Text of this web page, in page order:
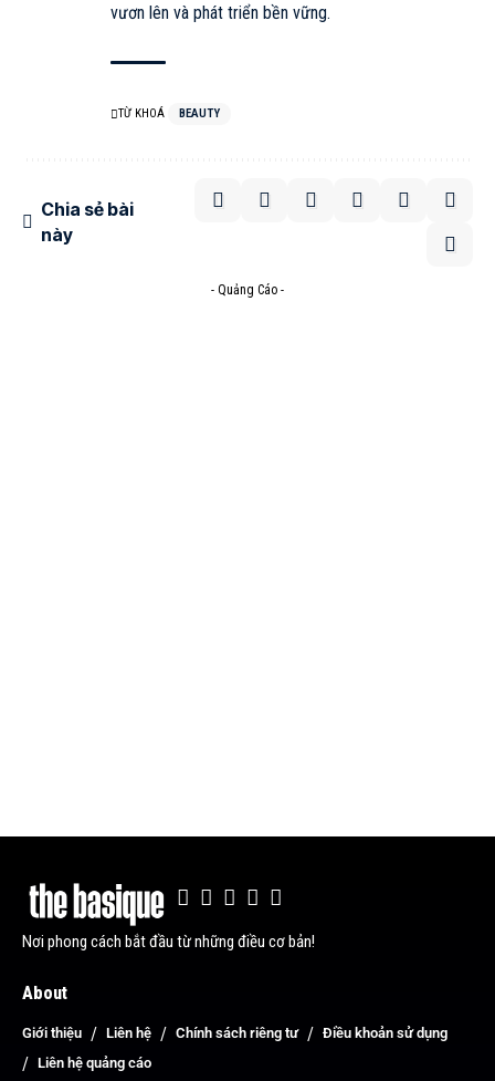
vươn lên và phát triển bền vững.
TỪ KHOÁ BEAUTY
Chia sẻ bài
này
- Quảng Cáo -
Nơi phong cách bắt đầu từ những điều cơ bản!
About
Giới thiệu Liên hệ Chính sách riêng tư
Điều khoản sử dụng
Liên hệ quảng cáo